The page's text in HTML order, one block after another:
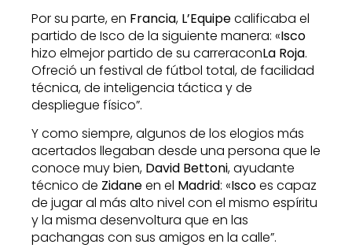
Por su parte, en Francia, L’Equipecalificaba el
partido de Isco de la siguiente manera: «Isco
hizo elmejor partido de su carreraconLa Roja.
Ofreció un festival de fútbol total, de facilidad
técnica, de inteligencia táctica y de
despliegue físico”.
Y como siempre, algunos de los elogios más
acertados llegaban desde una persona que le
conoce muy bien, David Bettoni, ayudante
técnico de Zidaneen el Madrid: «Iscoes capaz
de jugar al más alto nivel con el mismo espíritu
y la misma desenvoltura que en las
pachangas con sus amigos en la calle”.